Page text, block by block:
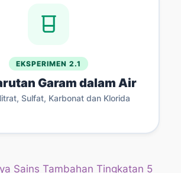
EKSPERIMEN 2.1
Garam dalam Air
Sulfat, Karbonat dan Klorida
Sains Tambahan Tingkatan 5